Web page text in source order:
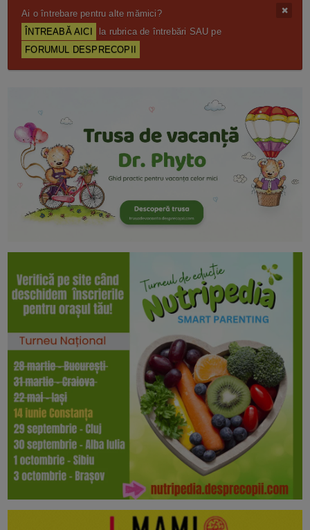
Ai o întrebare pentru alte mămici?
ÎNTREABĂ AICI
la rubrica de întrebări SAU pe
FORUMUL DESPRECOPII